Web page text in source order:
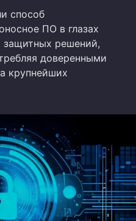
способ
ПО в глазах
защитных решений,
доверенными
крупнейших